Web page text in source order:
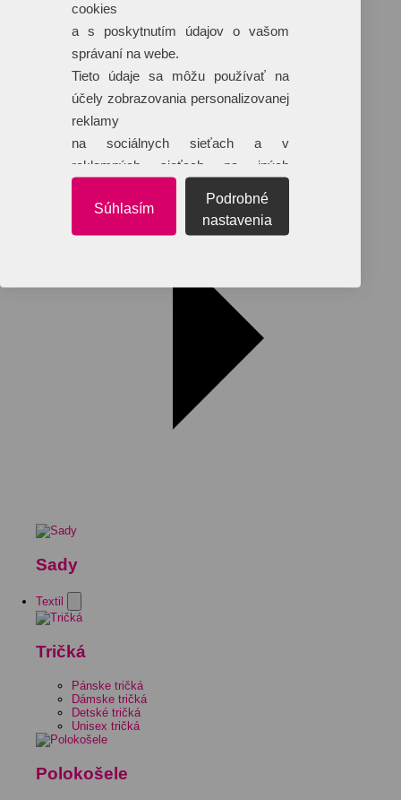
Reklamné predmety s plnofarebnou
potlačou
Dáždniky
Tašky
Hračky
+ 17 ďalších
Sady
Textil
Tričká
Pánske tričká
Dámske tričká
Detské tričká
Unisex tričká
Polokošele
cookies
a s poskytnutím údajov o vašom
správaní na webe.
Tieto údaje sa môžu používať na
účely zobrazovania personalizovanej
reklamy
na sociálnych sieťach a v
reklamných sieťach na iných
Súhlasím
Podrobné
nastavenia